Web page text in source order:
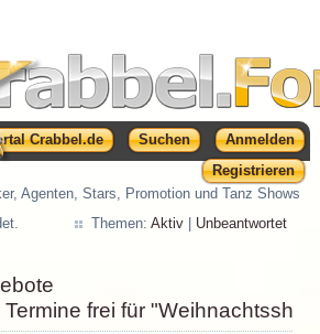
Crabbel.de Suchen
Anmelden
Registrieren
Agenten, Stars, Promotion und Tanz Shows
Themen:Aktiv Unbeantwortet
frei für